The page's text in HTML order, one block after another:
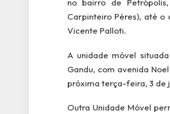
no bairro de
Carpinteiro Péres), até o
Vicente Palloti.
A unidade móvel
Gandu, com avenida
próxima terça-feira, 3 de
Outra Unidade Móvel